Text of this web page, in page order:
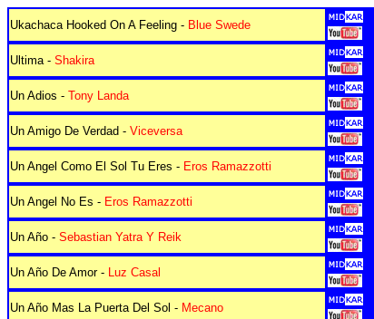
Ukachaca Hooked On A Feeling - Blue Swede
Ultima - Shakira
Un Adios - Tony Landa
Un Amigo De Verdad - Viceversa
Un Angel Como El Sol Tu Eres - Eros Ramazzotti
Un Angel No Es - Eros Ramazzotti
Un Año - Sebastian Yatra Y Reik
Un Año De Amor - Luz Casal
Un Año Mas La Puerta Del Sol - Mecano